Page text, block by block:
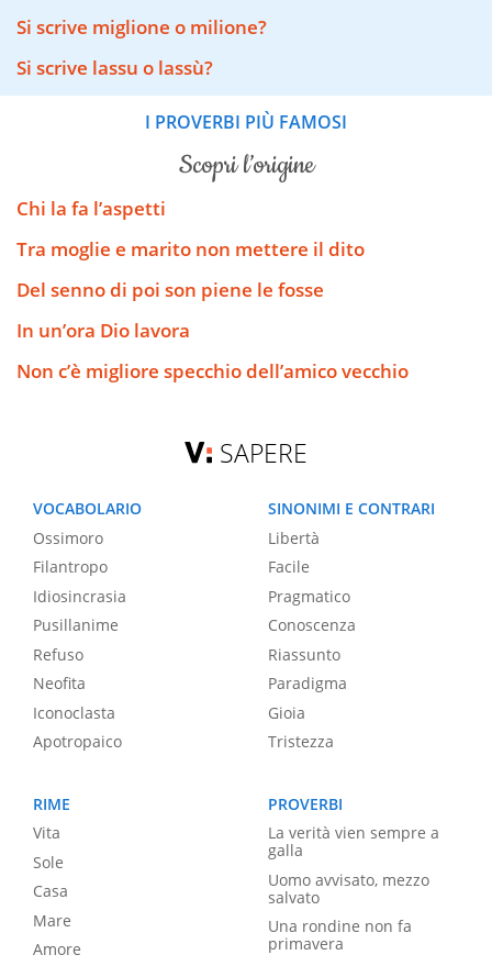
Si scrive miglione o milione?
Si scrive lassu o lassù?
I PROVERBI PIÙ FAMOSI
scopri l’origine
Chi la fa l’aspetti
Tra moglie e marito non mettere il dito
Del senno di poi son piene le fosse
In un’ora Dio lavora
Non c’è migliore specchio dell’amico vecchio
SAPERE
VOCABOLARIO
Ossimoro
Filantropo
Idiosincrasia
Pusillanime
Refuso
Neofita
Iconoclasta
Apotropaico
SINONIMI E CONTRARI
Libertà
Facile
Pragmatico
Conoscenza
Riassunto
Paradigma
Gioia
Tristezza
RIME
Vita
Sole
Casa
Mare
Amore
PROVERBI
La verità vien sempre a
galla
Uomo avvisato, mezzo
salvato
Una rondine non fa
primavera